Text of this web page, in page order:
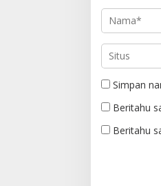
Simpan
Beritahu
Beritahu